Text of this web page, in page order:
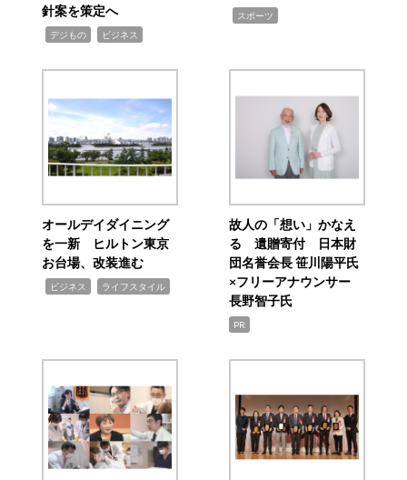
針案を策定へ
デジもの ビジネス
スポーツ
オールデイダイニング
を一新 ヒルトン東京
お台場、改装進む
ビジネス ライフスタイル
故人の「想い」かなえ
る 遺贈寄付 日本財
団名誉会長 笹川陽平氏
×フリーアナウンサー
長野智子氏
PR